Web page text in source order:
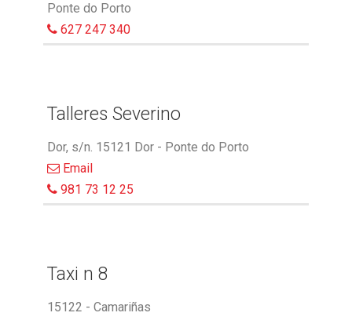
Ponte do Porto
627 247 340
Talleres Severino
Dor, s/n. 15121 Dor - Ponte do Porto
Email
981 73 12 25
Taxi n 8
15122 - Camariñas